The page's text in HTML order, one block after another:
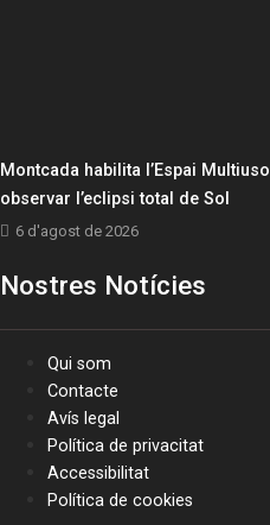
Montcada habilita l’Espai
observar l’eclipsi total de Sol
6 d'agost de 2026
Nostres Notícies
Qui som
Contacte
Avís legal
Política de privacitat
Accessibilitat
Política de cookies